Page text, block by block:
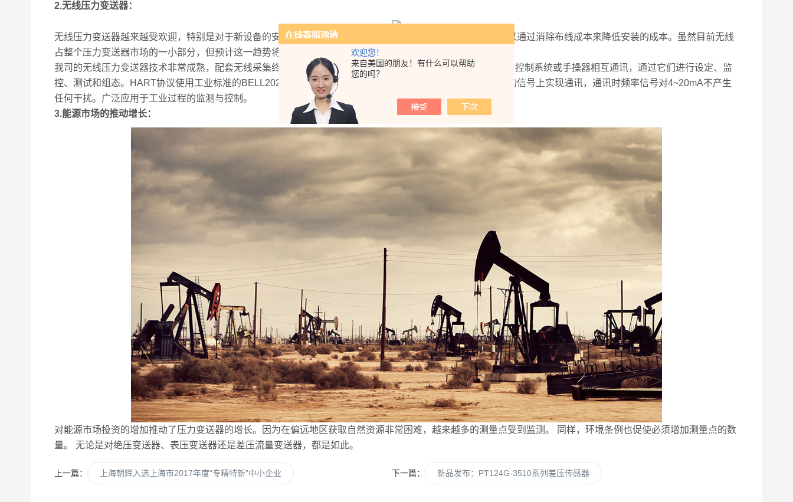
欢迎您！
来自美国的朋友！有什么可以帮助
您的吗？
2.无线压力变送器：
无线压力变送器越来越受欢迎，特别是对于新设备的安装。无线变送器可以安装在人难以到达的地方，而且可以通过消除布线成本来降低安装的成本。虽然目前无线
占整个压力变送器市场的一小部分，但预计这一趋势将会增长，电池供电的无线压力变送器也越来越受到欢迎。
我司的无线压力变送器技术非常成熟，配套无线采集终端，组成无线压力采集系统。配置HART通讯协议，可与控制系统或手操器相互通讯，通过它们进行设定、监
控、测试和组态。HART协议使用工业标准的BELL202频率相移键控（FSK）技术,以数字信号叠加在4~20mA的信号上实现通讯，通讯时频率信号对4~20mA不产生
任何干扰。广泛应用于工业过程的监测与控制。
3.能源市场的推动增长：
对能源市场投资的增加推动了压力变送器的增长。因为在偏远地区获取自然资源非常困难，越来越多的测量点受到监测。 同样，环境条例也促使必须增加测量点的数
量。 无论是对绝压变送器、表压变送器还是差压流量变送器，都是如此。
上一篇： 上海朝辉入选上海市2017年度“专精特新”中小企业 下一篇： 新品发布：PT124G-3510系列差压传感器